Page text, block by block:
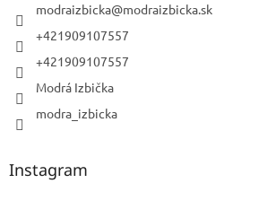
modraizbicka@modraizbicka.sk
+421909107557
+421909107557
Modrá Izbička
modra_izbicka
Instagram